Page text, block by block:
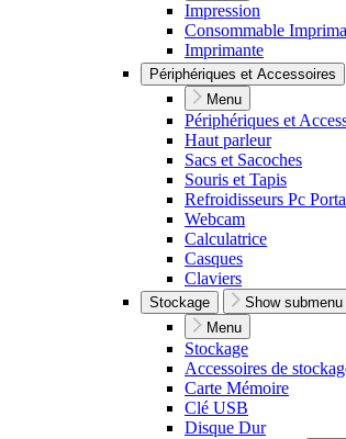
Impression
Consommable
Imprimante
Périphériques et Accessoires
Menu
Périphériques et
Haut parleur
Sacs et Sacoches
Souris et Tapis
Refroidisseurs Pc
Webcam
Calculatrice
Casques
Claviers
Stockage
Show
Menu
Stockage
Accessoires de
Carte Mémoire
Clé USB
Disque Dur